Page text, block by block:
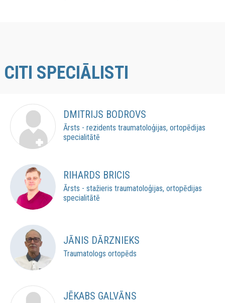
CITI SPECIĀLISTI
DMITRIJS BODROVS
Ārsts - rezidents traumatoloģijas, ortopēdijas
specialitātē
RIHARDS BRICIS
Ārsts - stažieris traumatoloģijas, ortopēdijas
specialitātē
JĀNIS DĀRZNIEKS
Traumatologs ortopēds
JĒKABS GALVĀNS